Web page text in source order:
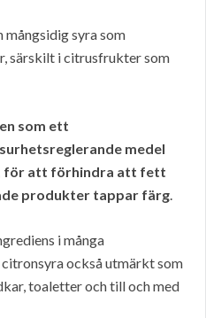
mångsidig syra som
särskilt i citrusfrukter som
som ett
medel
för att förhindra att fett
produkter tappar färg.
i många
också utmärkt som
toaletter och till och med